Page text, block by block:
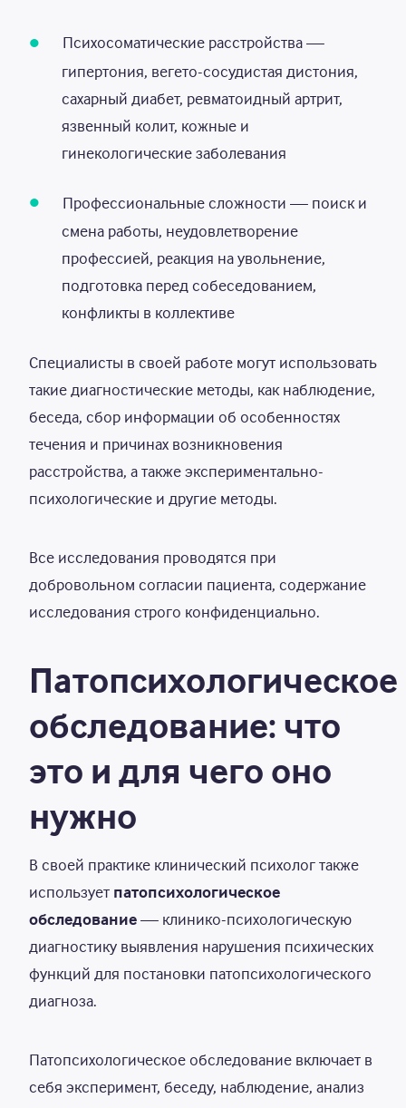
Психосоматические расстройства —
гипертония, вегето-сосудистая дистония,
сахарный диабет, ревматоидный артрит,
язвенный колит, кожные и
гинекологические заболевания
Профессиональные сложности — поиск и
смена работы, неудовлетворение
профессией, реакция на увольнение,
подготовка перед собеседованием,
конфликты в коллективе
Специалисты в своей работе могут использовать
такие диагностические методы, как наблюдение,
беседа, сбор информации об особенностях
течения и причинах возникновения
расстройства, а также экспериментально-
психологические и другие методы.
Все исследования проводятся при
добровольном согласии пациента, содержание
исследования строго конфиденциально.
Патопсихологическое
обследование: что
это и для чего оно
нужно
В своей практике клинический психолог также
использует патопсихологическое
обследование— клинико-психологическую
диагностику выявления нарушения психических
функций для постановки патопсихологического
диагноза.
Патопсихологическое обследование включает в
себя эксперимент, беседу, наблюдение, анализ